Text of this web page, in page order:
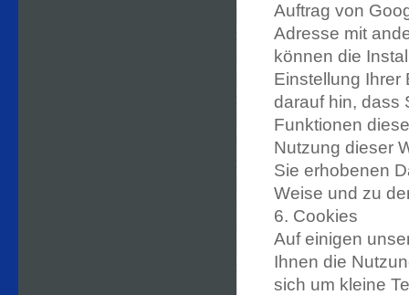
Auftrag von
Adresse mit
können die
Einstellung Ihrer
darauf hin, dass
Funktionen
Nutzung dieser
Sie erhobenen
Weise und zu
6. Cookies
Auf einigen
Ihnen die
sich um kleine